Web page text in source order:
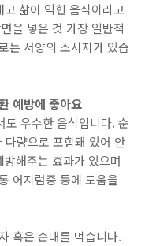
삶아 익힌 음식이라고
을 넣은 것 가장 일반적
는 서양의 소시지가 있습
예방에 좋아요
도 우수한 음식입니다. 순
다량으로 포함돼 있어 안
해주는 효과가 있으며
어지럼증 등에 도움을
혹은 순대를 먹습니다.